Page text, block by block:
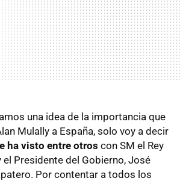
una idea de la importancia que
Mulally a España, solo voy a decir
ha visto entre otros con SM el Rey
el Presidente del Gobierno, José
Por contentar a todos los